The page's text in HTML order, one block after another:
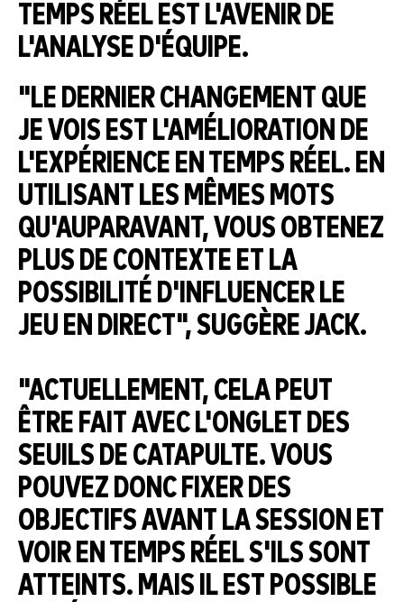
TEMPS RÉEL EST L'AVENIR DE
L'ANALYSE D'ÉQUIPE.
"LE DERNIER CHANGEMENT QUE
JE VOIS EST L'AMÉLIORATION DE
L'EXPÉRIENCE EN TEMPS RÉEL. EN
UTILISANT LES MÊMES MOTS
QU'AUPARAVANT, VOUS OBTENEZ
PLUS DE CONTEXTE ET LA
POSSIBILITÉ D'INFLUENCER LE
JEU EN DIRECT", SUGGÈRE JACK.
"ACTUELLEMENT, CELA PEUT
ÊTRE FAIT AVEC L'ONGLET DES
SEUILS DE CATAPULTE. VOUS
POUVEZ DONC FIXER DES
OBJECTIFS AVANT LA SESSION ET
VOIR EN TEMPS RÉEL S'ILS SONT
ATTEINTS. MAIS IL EST POSSIBLE